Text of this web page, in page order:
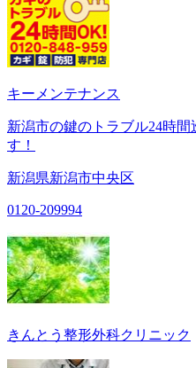
キーメンテナンス
新潟市の鍵のトラブル24時
す！
新潟県新潟市中央区
0120-209994
きんとう整形外科クリニック